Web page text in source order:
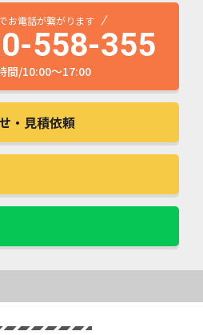
お電話が繋がります
558-355
間/10:00～17:00
・見積依頼